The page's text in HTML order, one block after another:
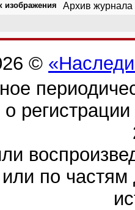
изображения Архив журнала
©
о
по частям